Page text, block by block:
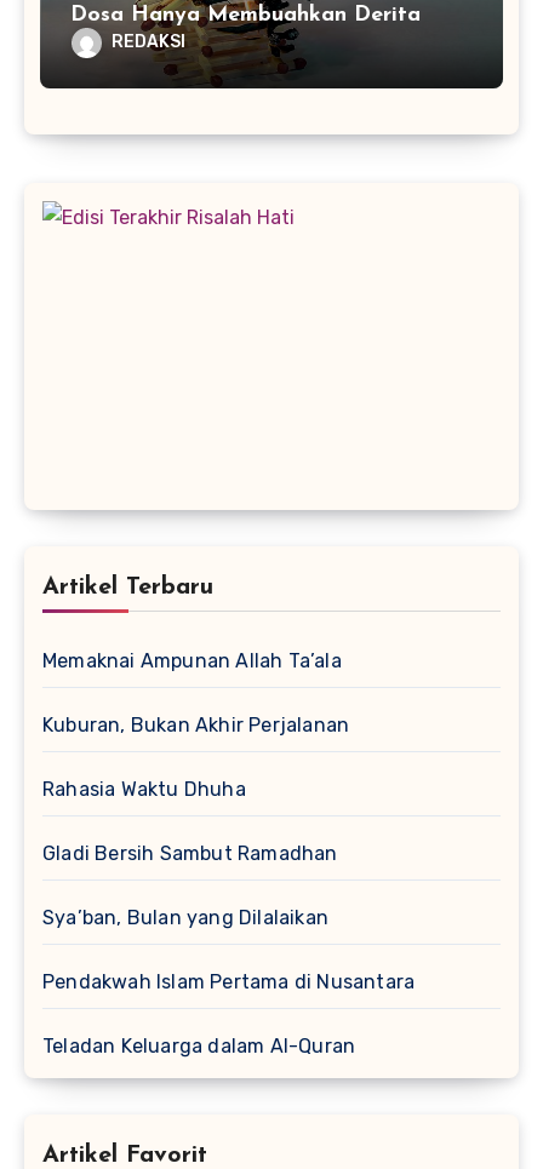
Dosa Hanya Membuahkan Derita
REDAKSI
Artikel Terbaru
Memaknai Ampunan Allah Ta’ala
Kuburan, Bukan Akhir Perjalanan
Rahasia Waktu Dhuha
Gladi Bersih Sambut Ramadhan
Sya’ban, Bulan yang Dilalaikan
Pendakwah Islam Pertama di Nusantara
Teladan Keluarga dalam Al-Quran
Artikel Favorit